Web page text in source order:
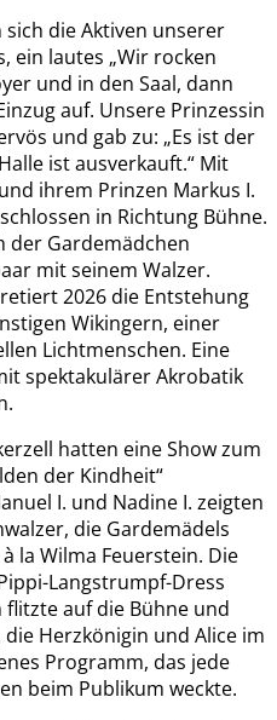
die Aktiven unserer
ein lautes „Wir rocken
und in den Saal, dann
auf. Unsere Prinzessin
und gab zu: „Es ist der
ist ausverkauft.“ Mit
ihrem Prinzen Markus I.
in Richtung Bühne.
der Gardemädchen
mit seinem Walzer.
2026 die Entstehung
Wikingern, einer
Lichtmenschen. Eine
spektakulärer Akrobatik
hatten eine Show zum
der Kindheit“
I. und Nadine I. zeigten
die Gardemädels
la Wilma Feuerstein. Die
Langstrumpf-Dress
flitzte auf die Bühne und
Herzkönigin und Alice im
Programm, das jede
beim Publikum weckte.